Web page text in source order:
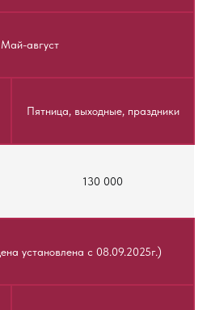
Май-август
Пятница, выходные, праздники
130 000
установлена с 08.09.2025г.)